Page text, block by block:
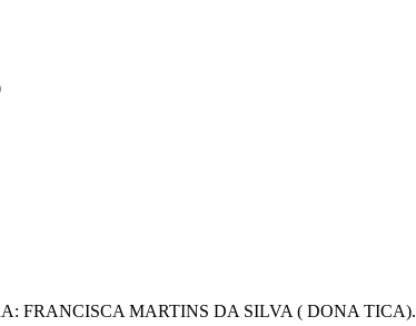
FRANCISCA MARTINS DA SILVA ( DONA TICA).